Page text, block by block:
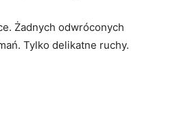
Żadnych odwróconych
Tylko delikatne ruchy.